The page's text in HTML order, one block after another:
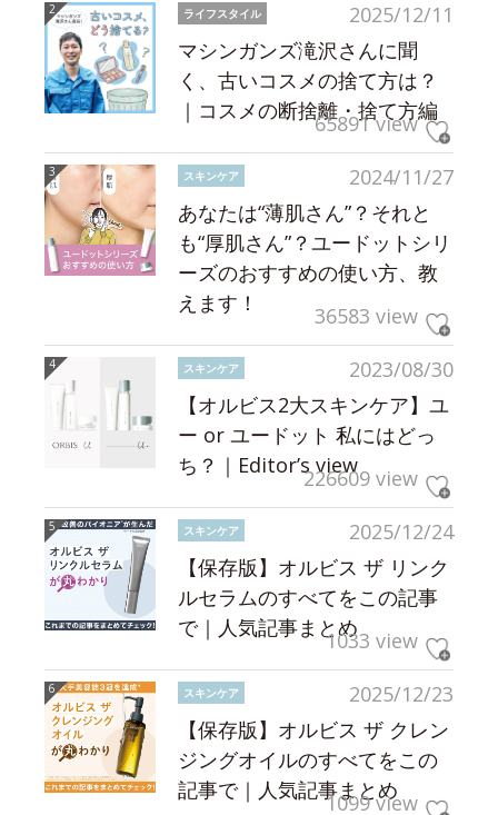
2025/12/11
ライフスタイル
マシンガンズ滝沢さんに聞
く、古いコスメの捨て方は？
｜コスメの断捨離・捨て方編
65891 view
2024/11/27
スキンケア
あなたは“薄肌さん”？それと
も“厚肌さん”？ユードットシリ
ーズのおすすめの使い方、教
えます！
36583 view
2023/08/30
スキンケア
【オルビス2大スキンケア】ユ
ー or ユードット 私にはどっ
ち？｜Editor’s view226609 view
2025/12/24
スキンケア
【保存版】オルビス ザ リンク
ルセラムのすべてをこの記事
で｜人気記事まとめ1033 view
2025/12/23
スキンケア
【保存版】オルビス ザ クレン
ジングオイルのすべてをこの
記事で｜人気記事まとめ
1099 view